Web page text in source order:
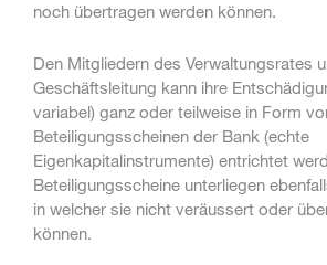
noch übertragen werden können.
Den Mitgliedern des Verwaltungsrates
Geschäftsleitung kann ihre
variabel) ganz oder teilweise in Form
Beteiligungsscheinen der Bank (echte
Eigenkapitalinstrumente) entrichtet
Beteiligungsscheine unterliegen
in welcher sie nicht veräussert oder
können.